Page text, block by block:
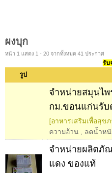
ผงบุก
หน้า 1 แสดง 1 - 20 จากทั้งหมด 41 ประกาศ
รับ
รูป
จำหน่ายสมุนไ
กม.ขอนแก่นรับ
[อาหารเสริมเพื่อสุข
ความอ้วน
ลดน้ำห
จำหน่ายผลิตภั
แดง ของแท้